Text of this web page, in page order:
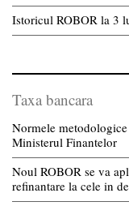
Istoricul ROBOR la 3
Taxa bancara
Normele
Ministerul Finantelor
Noul ROBOR se va
refinantare la cele in